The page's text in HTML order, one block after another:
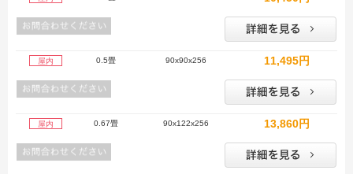
屋内 0.5畳 90x90x256 11,495円
屋内 0.67畳 90x122x256 13,860円